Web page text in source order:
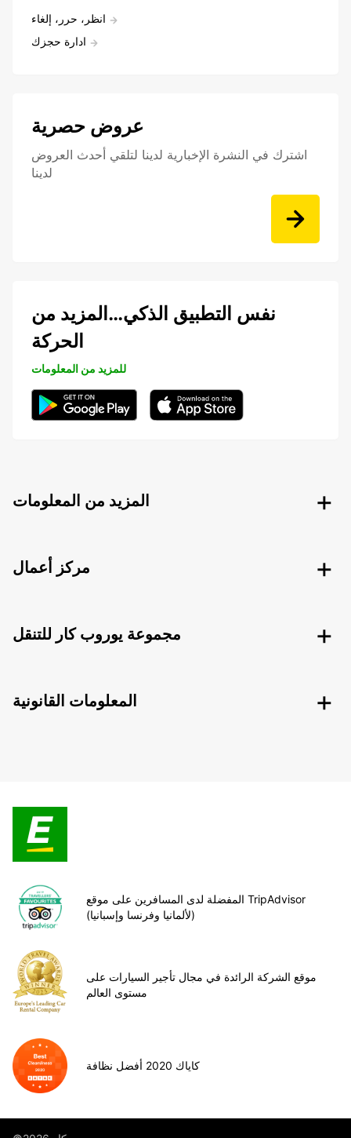
انظر، حرر، إلغاء
ادارة حجزك
عروض حصرية
اشترك في النشرة الإخبارية لدينا لتلقي أحدث العروض
لدينا
نفس التطبيق الذكي…المزيد من
الحركة
للمزيد من المعلومات
المزيد من المعلومات
مركز أعمال
مجموعة يوروب كار للتنقل
المعلومات القانونية
المفضلة لدى المسافرين على موقع TripAdvisor
(لألمانيا وفرنسا وإسبانيا)
موقع الشركة الرائدة في مجال تأجير السيارات على
مستوى العالم
كاياك 2020 أفضل نظافة